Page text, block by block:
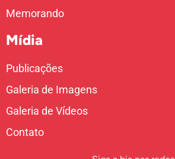
Memorando
Mídia
Publicações
Galeria de Imagens
Galeria de Vídeos
Contato